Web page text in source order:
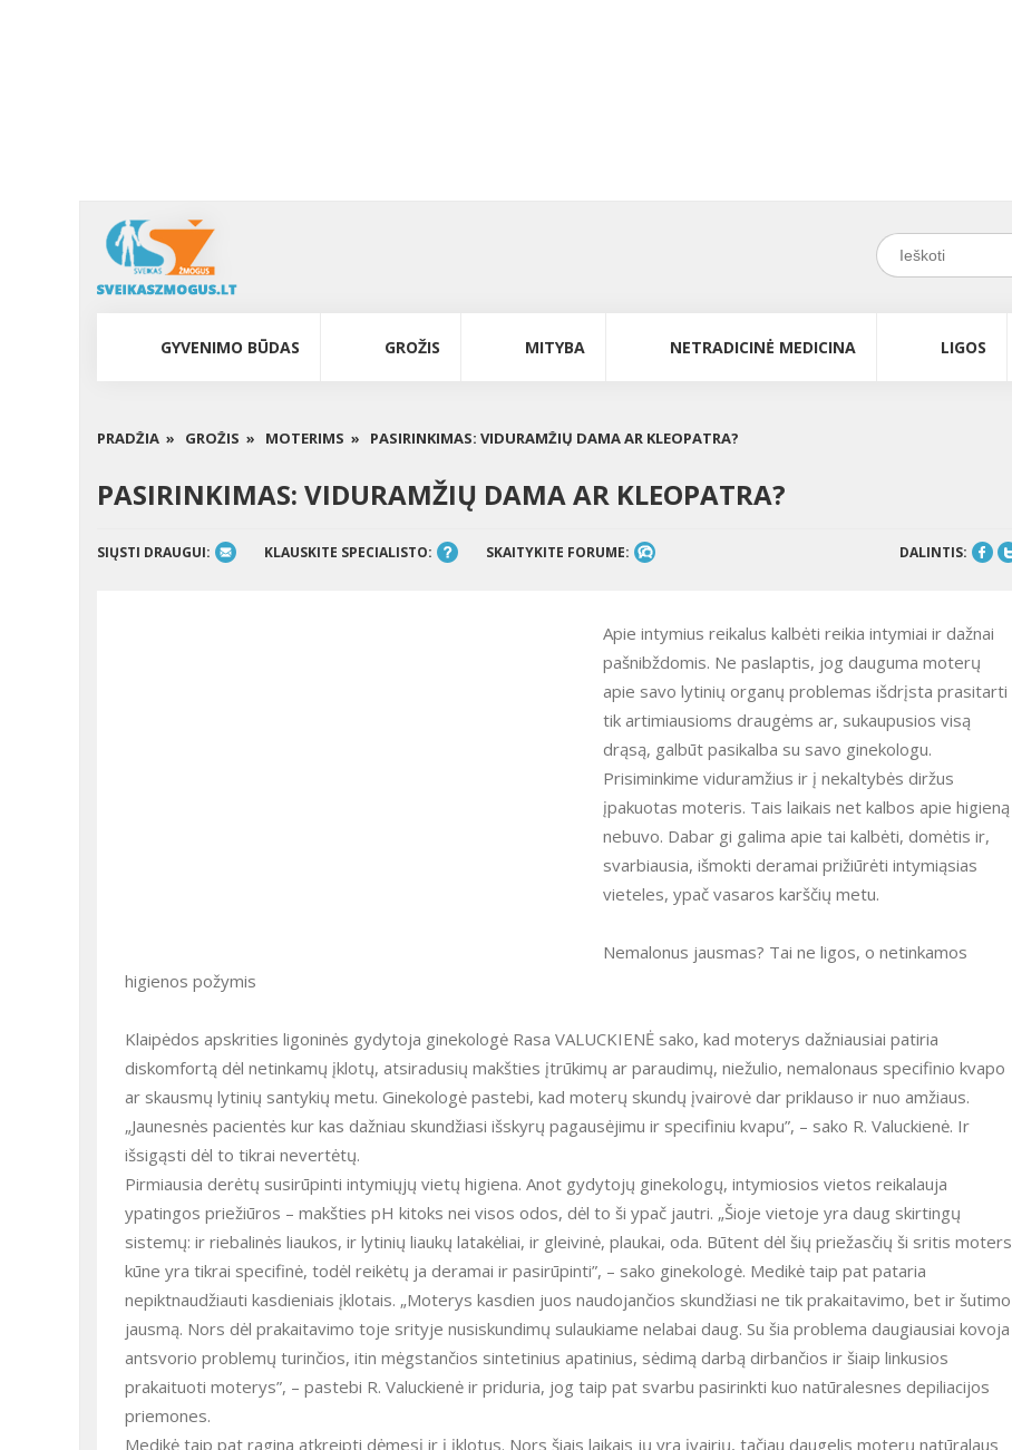
GYVENIMO BŪDAS GROŽIS MITYBA NETRADICINĖ MEDICINA LIGOS
PRADŽIA » GROŽIS » MOTERIMS » PASIRINKIMAS: VIDURAMŽIŲ DAMA AR KLEOPATRA?
PASIRINKIMAS: VIDURAMŽIŲ DAMA AR KLEOPATRA?
SIŲSTI DRAUGUI: KLAUSKITE SPECIALISTO: SKAITYKITE FORUME: DALINTIS:
Apie intymius reikalus kalbėti reikia intymiai ir dažnai
pašnibždomis. Ne paslaptis, jog dauguma moterų
apie savo lytinių organų problemas išdrįsta prasitarti
tik artimiausioms draugėms ar, sukaupusios visą
drąsą, galbūt pasikalba su savo ginekologu.
Prisiminkime viduramžius ir į nekaltybės diržus
įpakuotas moteris. Tais laikais net kalbos apie higieną
nebuvo. Dabar gi galima apie tai kalbėti, domėtis ir,
svarbiausia, išmokti deramai prižiūrėti intymiąsias
vieteles, ypač vasaros karščių metu.
Nemalonus jausmas? Tai ne ligos, o netinkamos
higienos požymis
Klaipėdos apskrities ligoninės gydytoja ginekologė Rasa VALUCKIENĖ sako, kad moterys dažniausiai patiria
diskomfortą dėl netinkamų įklotų, atsiradusių makšties įtrūkimų ar paraudimų, niežulio, nemalonaus specifinio kvapo
ar skausmų lytinių santykių metu. Ginekologė pastebi, kad moterų skundų įvairovė dar priklauso ir nuo amžiaus.
„Jaunesnės pacientės kur kas dažniau skundžiasi išskyrų pagausėjimu ir specifiniu kvapu”, – sako R. Valuckienė. Ir
išsigąsti dėl to tikrai nevertėtų.
Pirmiausia derėtų susirūpinti intymiųjų vietų higiena. Anot gydytojų ginekologų, intymiosios vietos reikalauja
ypatingos priežiūros – makšties pH kitoks nei visos odos, dėl to ši ypač jautri. „Šioje vietoje yra daug skirtingų
sistemų: ir riebalinės liaukos, ir lytinių liaukų latakėliai, ir gleivinė, plaukai, oda. Būtent dėl šių priežasčių ši sritis moters
kūne yra tikrai specifinė, todėl reikėtų ja deramai ir pasirūpinti”, – sako ginekologė. Medikė taip pat pataria
nepiktnaudžiauti kasdieniais įklotais. „Moterys kasdien juos naudojančios skundžiasi ne tik prakaitavimo, bet ir šutimo
jausmą. Nors dėl prakaitavimo toje srityje nusiskundimų sulaukiame nelabai daug. Su šia problema daugiausiai kovoja
antsvorio problemų turinčios, itin mėgstančios sintetinius apatinius, sėdimą darbą dirbančios ir šiaip linkusios
prakaituoti moterys”, – pastebi R. Valuckienė ir priduria, jog taip pat svarbu pasirinkti kuo natūralesnes depiliacijos
priemones.
Medikė taip pat ragina atkreipti dėmesį ir į įklotus. Nors šiais laikais jų yra įvairių, tačiau daugelis moterų natūralaus